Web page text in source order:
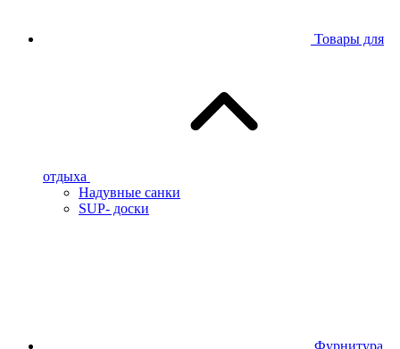
Товары для
отдыха
Надувные санки
SUP- доски